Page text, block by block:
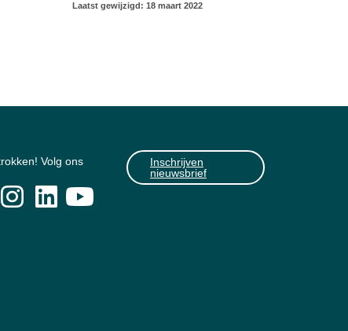
Laatst gewijzigd: 18 maart 2022
Volg ons
Inschrijven
nieuwsbrief